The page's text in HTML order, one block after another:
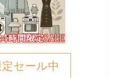
セール中